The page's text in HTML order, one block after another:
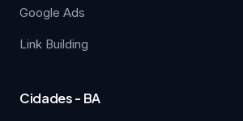
Google Ads
Link Building
Cidades - BA